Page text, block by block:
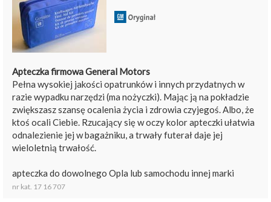
Apteczka firmowa General Motors
Pełna wysokiej jakości opatrunków i innych przydatnych w
razie wypadku narzędzi (ma nożyczki). Mając ją na pokładzie
zwiększasz szansę ocalenia życia i zdrowia czyjegoś. Albo, że
ktoś ocali Ciebie. Rzucający się w oczy kolor apteczki ułatwia
odnalezienie jej w bagażniku, a trwały futerał daje jej
wieloletnią trwałość.
apteczka do dowolnego Opla lub samochodu innej marki
nr kat. 17 16 707